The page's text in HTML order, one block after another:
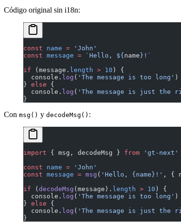
Código original sin i18n:
const name = 'John'
const message = `Hello, ${ name }!`
if (message. length > 10 ) {
  console.
log ( 'The message is too long' )
} else {
  console.
log ( 'The message is just the
}
Con msg() y decodeMsg() :
import { msg, decodeMsg } from 'gt-next'
const name = 'John'
const message = msg ( 'Hello, {name}!' , {
if ( decodeMsg (message). length > 10 ) {
  console.
log ( 'The message is too long' )
} else {
  console.
log ( 'The message is just the
}